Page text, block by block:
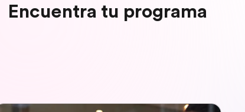
Encuentra tu programa